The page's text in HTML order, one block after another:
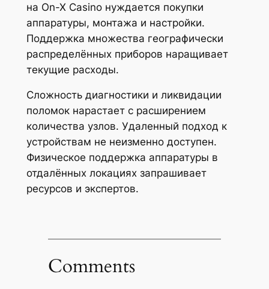
на On-X Casino нуждается покупки
аппаратуры, монтажа и настройки.
Поддержка множества географически
распределённых приборов наращивает
текущие расходы.
Сложность диагностики и ликвидации
поломок нарастает с расширением
количества узлов. Удаленный подход к
устройствам не неизменно доступен.
Физическое поддержка аппаратуры в
отдалённых локациях запрашивает
ресурсов и экспертов.
Comments